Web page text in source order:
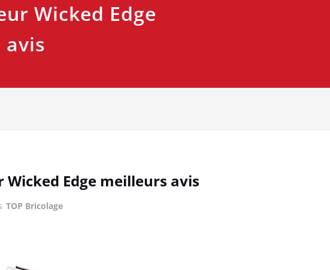
Wicked Edge
Edge meilleurs avis
TOP Bricolage